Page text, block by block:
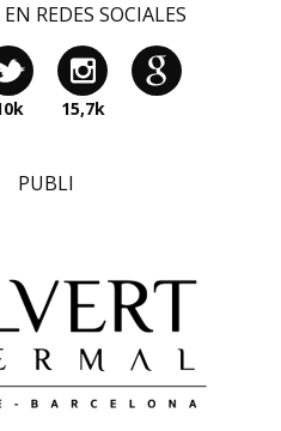
REDES SOCIALES
15,7k
PUBLI